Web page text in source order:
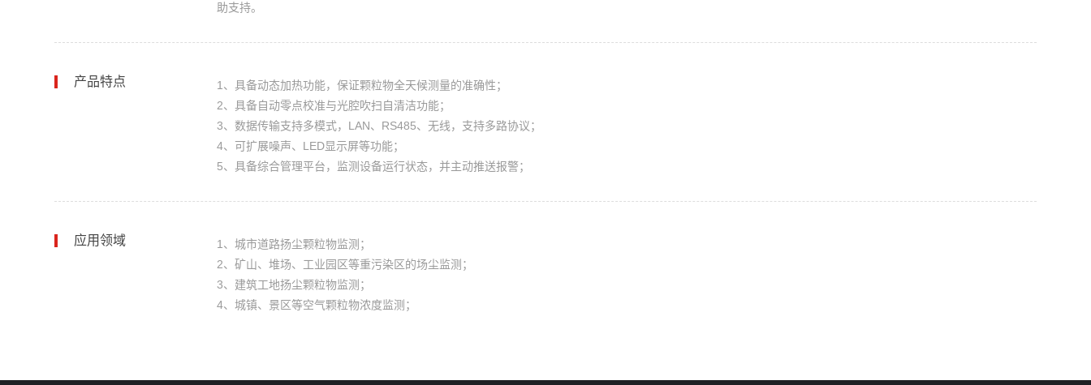
助支持。
产品特点
1、具备动态加热功能，保证颗粒物全天候测量的准确性；
2、具备自动零点校准与光腔吹扫自清洁功能；
3、数据传输支持多模式，LAN、RS485、无线，支持多路协议；
4、可扩展噪声、LED显示屏等功能；
5、具备综合管理平台，监测设备运行状态，并主动推送报警；
应用领域
1、城市道路扬尘颗粒物监测；
2、矿山、堆场、工业园区等重污染区的场尘监测；
3、建筑工地扬尘颗粒物监测；
4、城镇、景区等空气颗粒物浓度监测；